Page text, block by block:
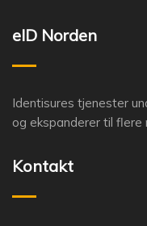
eID Norden
Identisures tjenester
og ekspanderer til flere
Kontakt